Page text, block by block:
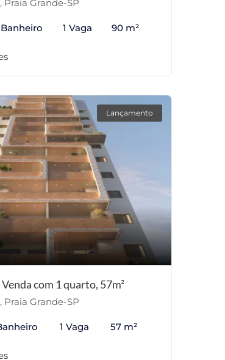
Grande-SP
Banheiro 1 Vaga 90 m²
Lançamento
com 1 quarto, 57m²
Grande-SP
1 Vaga 57 m²